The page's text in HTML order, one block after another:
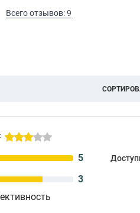
Всего отзывов: 9
5
3